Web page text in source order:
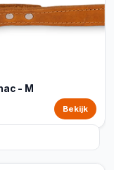
- M
Bekijk